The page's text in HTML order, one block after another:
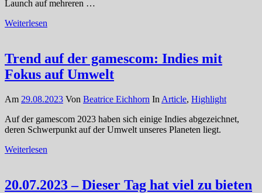
Launch auf mehreren …
Weiterlesen
Trend auf der gamescom: Indies mit
Fokus auf Umwelt
Am 29.08.2023 Von Beatrice Eichhorn In Article, Highlight
Auf der gamescom 2023 haben sich einige Indies abgezeichnet,
deren Schwerpunkt auf der Umwelt unseres Planeten liegt.
Weiterlesen
20.07.2023 – Dieser Tag hat viel zu bieten